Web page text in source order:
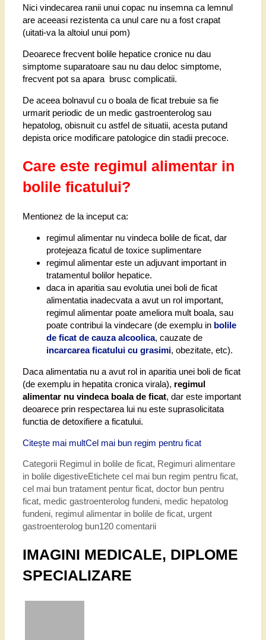
Nici vindecarea ranii unui copac nu insemna ca lemnul
are aceeasi rezistenta ca unul care nu a fost crapat
(uitati-va la altoiul unui pom)
Deoarece frecvent bolile hepatice cronice nu dau
simptome suparatoare sau nu dau deloc simptome,
frecvent pot sa apara brusc complicatii.
De aceea bolnavul cu o boala de ficat trebuie sa fie
urmarit periodic de un medic gastroenterolog sau
hepatolog, obisnuit cu astfel de situatii, acesta putand
depista orice modificare patologice din stadii precoce.
Care este regimul alimentar in
bolile ficatului?
Mentionez de la inceput ca:
regimul alimentar nu vindeca bolile de ficat, dar
protejeaza ficatul de toxice suplimentare
regimul alimentar este un adjuvant important in
tratamentul bolilor hepatice.
daca in aparitia sau evolutia unei boli de ficat
alimentatia inadecvata a avut un rol important,
regimul alimentar poate ameliora mult boala, sau
poate contribui la vindecare (de exemplu in bolile
de ficat de cauza alcoolica, cauzate de
incarcarea ficatului cu grasimi, obezitate, etc).
Daca alimentatia nu a avut rol in aparitia unei boli de ficat
(de exemplu in hepatita cronica virala), regimul
alimentar nu vindeca boala de ficat, dar este important
deoarece prin respectarea lui nu este suprasolicitata
functia de detoxifiere a ficatului.
Citește mai multCel mai bun regim pentru ficat
Categorii Regimul in bolile de ficat, Regimuri alimentare
in bolile digestiveEtichete cel mai bun regim pentru ficat,
cel mai bun tratament pentur ficat, doctor bun pentru
ficat, medic gastroenterolog fundeni, medic hepatolog
fundeni, regimul alimentar in bolile de ficat, urgent
gastroenterolog bun120 comentarii
IMAGINI MEDICALE, DIPLOME
SPECIALIZARE